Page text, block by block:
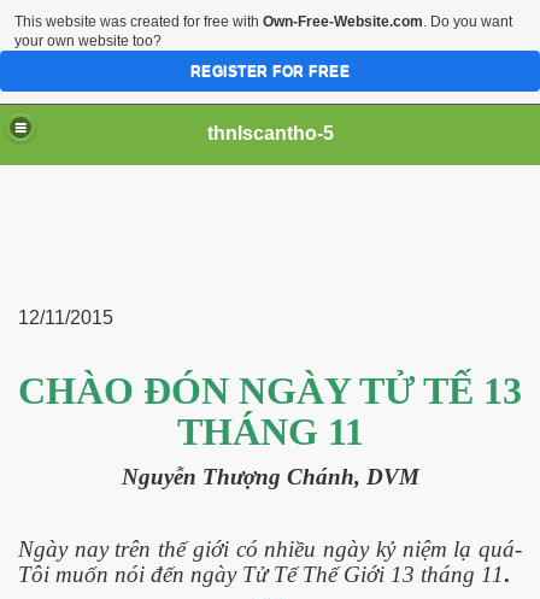
thnlscantho-5
12/11/2015
CHÀO ĐÓN NGÀY TỬ TẾ 13
THÁNG 11
Nguyễn Thượng Chánh, DVM
Ngày nay trên thế giới có nhiều ngày kỷ niệm lạ quá-
Tôi muốn nói đến ngày Tử Tế Thế Giới 13 tháng 11.
sư
This website was created for free with Own-Free-Website.com. Do you want
your own website too?
REGISTER FOR FREE